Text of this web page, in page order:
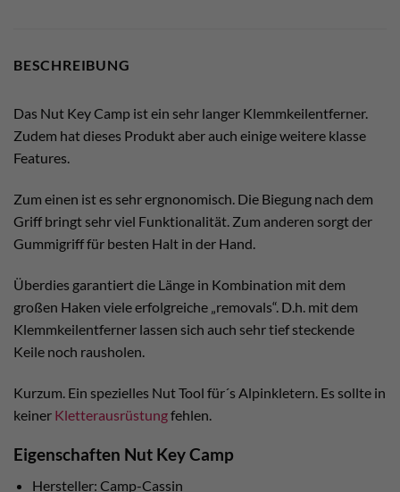
BESCHREIBUNG
Das Nut Key Camp ist ein sehr langer Klemmkeilentferner.
Zudem hat dieses Produkt aber auch einige weitere klasse
Features.
Zum einen ist es sehr ergnonomisch. Die Biegung nach dem
Griff bringt sehr viel Funktionalität. Zum anderen sorgt der
Gummigriff für besten Halt in der Hand.
Überdies garantiert die Länge in Kombination mit dem
großen Haken viele erfolgreiche „removals“. D.h. mit dem
Klemmkeilentferner lassen sich auch sehr tief steckende
Keile noch rausholen.
Kurzum. Ein spezielles Nut Tool für´s Alpinkletern. Es sollte in
keiner Kletterausrüstungfehlen.
Eigenschaften Nut Key Camp
Hersteller: Camp-Cassin